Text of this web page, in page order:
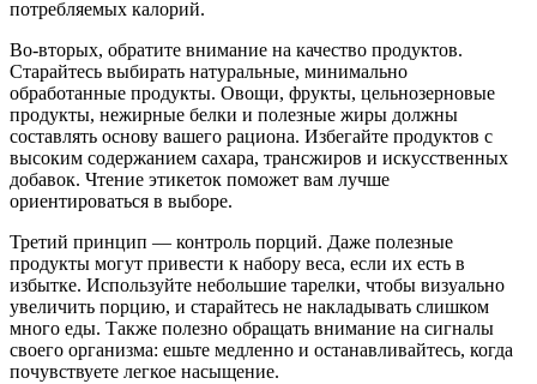
потребляемых калорий.
Во-вторых, обратите внимание на качество продуктов.
Старайтесь выбирать натуральные, минимально
обработанные продукты. Овощи, фрукты, цельнозерновые
продукты, нежирные белки и полезные жиры должны
составлять основу вашего рациона. Избегайте продуктов с
высоким содержанием сахара, трансжиров и искусственных
добавок. Чтение этикеток поможет вам лучше
ориентироваться в выборе.
Третий принцип — контроль порций. Даже полезные
продукты могут привести к набору веса, если их есть в
избытке. Используйте небольшие тарелки, чтобы визуально
увеличить порцию, и старайтесь не накладывать слишком
много еды. Также полезно обращать внимание на сигналы
своего организма: ешьте медленно и останавливайтесь, когда
почувствуете легкое насыщение.